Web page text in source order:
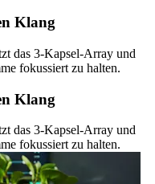
Klang
das 3-Kapsel-Array und
fokussiert zu halten.
Klang
das 3-Kapsel-Array und
fokussiert zu halten.